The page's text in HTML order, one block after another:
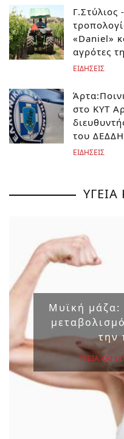
«Daniel»
αγρότες
ΕΙΔΗΣΕΙΣ
στο ΚΥΤ
του
ΕΙΔΗΣΕΙΣ
ΥΓΕΙΑ
Μυϊκή μάζα:
την
ΥΓΕΙΑ ΚΑΙ